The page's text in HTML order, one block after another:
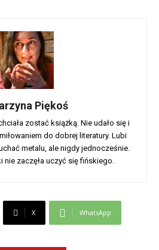
Piękoś
zostać książką. Nie udało się i
do dobrej literatury. Lubi
metalu, ale nigdy jednocześnie.
nie zaczęła uczyć się fińskiego.
X WhatsApp